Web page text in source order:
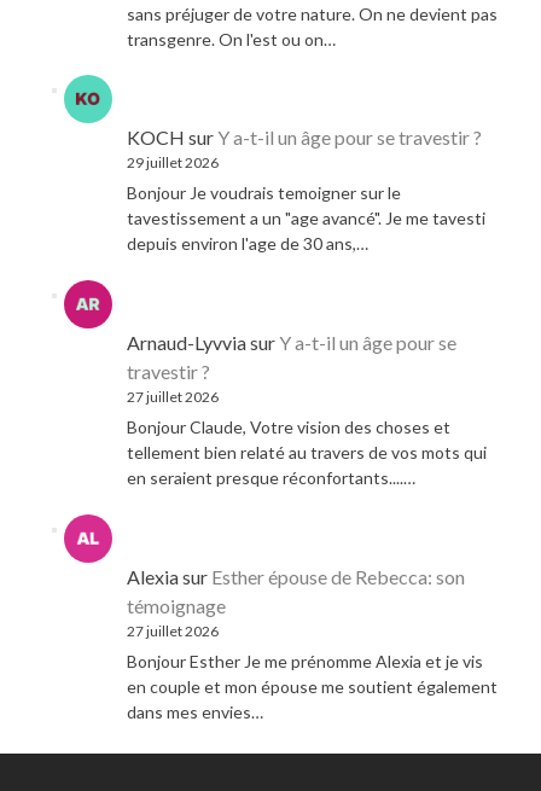
sans préjuger de votre nature. On ne devient pas
transgenre. On l'est ou on…
KOCH surY a-t-il un âge pour se travestir ?
29 juillet 2026
Bonjour Je voudrais temoigner sur le
tavestissement a un "age avancé". Je me tavesti
depuis environ l'age de 30 ans,…
Arnaud-LyvviasurY a-t-il un âge pour se
travestir ?
27 juillet 2026
Bonjour Claude, Votre vision des choses et
tellement bien relaté au travers de vos mots qui
en seraient presque réconfortants....…
Alexiasur Esther épouse de Rebecca: son
témoignage
27 juillet 2026
Bonjour Esther Je me prénomme Alexia et je vis
en couple et mon épouse me soutient également
dans mes envies…